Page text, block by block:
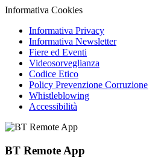
Informativa Cookies
Informativa Privacy
Informativa Newsletter
Fiere ed Eventi
Videosorveglianza
Codice Etico
Policy Prevenzione Corruzione
Whistleblowing
Accessibilità
BT Remote App